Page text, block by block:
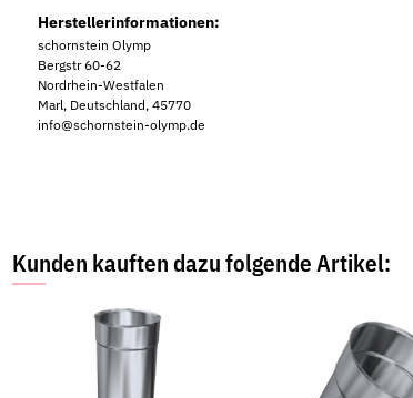
Herstellerinformationen:
schornstein Olymp
Bergstr 60-62
Nordrhein-Westfalen
Marl, Deutschland, 45770
info@schornstein-olymp.de
Kunden kauften dazu folgende Artikel: